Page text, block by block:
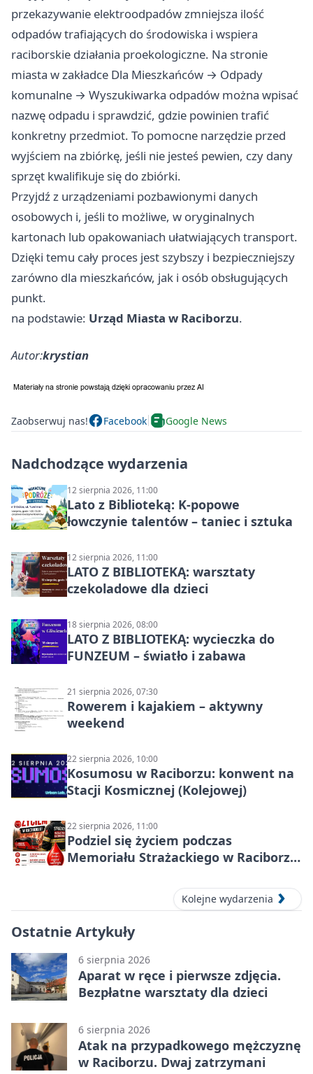
przekazywanie elektroodpadów zmniejsza ilość
odpadów trafiających do środowiska i wspiera
raciborskie działania proekologiczne. Na stronie
miasta w zakładce Dla Mieszkańców → Odpady
komunalne → Wyszukiwarka odpadów można wpisać
nazwę odpadu i sprawdzić, gdzie powinien trafić
konkretny przedmiot. To pomocne narzędzie przed
wyjściem na zbiórkę, jeśli nie jesteś pewien, czy dany
sprzęt kwalifikuje się do zbiórki.
Przyjdź z urządzeniami pozbawionymi danych
osobowych i, jeśli to możliwe, w oryginalnych
kartonach lub opakowaniach ułatwiających transport.
Dzięki temu cały proces jest szybszy i bezpieczniejszy
zarówno dla mieszkańców, jak i osób obsługujących
punkt.
na podstawie: Urząd Miasta w Raciborzu.
Autor:krystian
Zaobserwuj nas! Facebook Google News
Nadchodzące wydarzenia
12 sierpnia 2026, 11:00
Lato z Biblioteką: K-popowe
łowczynie talentów – taniec i sztuka
12 sierpnia 2026, 11:00
LATO Z BIBLIOTEKĄ: warsztaty
czekoladowe dla dzieci
18 sierpnia 2026, 08:00
LATO Z BIBLIOTEKĄ: wycieczka do
FUNZEUM – światło i zabawa
21 sierpnia 2026, 07:30
Rowerem i kajakiem – aktywny
weekend
22 sierpnia 2026, 10:00
Kosumosu w Raciborzu: konwent na
Stacji Kosmicznej (Kolejowej)
22 sierpnia 2026, 11:00
Podziel się życiem podczas
Memoriału Strażackiego w Raciborzu
Kolejne wydarzenia
Ostatnie Artykuły
6 sierpnia 2026
Aparat w ręce i pierwsze zdjęcia.
Bezpłatne warsztaty dla dzieci
6 sierpnia 2026
Atak na przypadkowego mężczyznę
w Raciborzu. Dwaj zatrzymani